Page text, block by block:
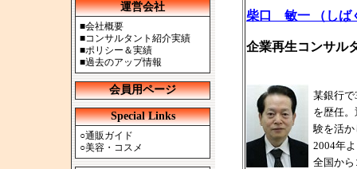
運営会社
■会社概要
■コンサルタント紹介実績
■ポリシー＆実績
■過去のアップ情報
会員用ページ
Special Links
○通販ガイド
○美容・コスメ
柴口 敏一 （しば
企業再生コンサル
某銀行
を歴任
験を活
2004年
全国か